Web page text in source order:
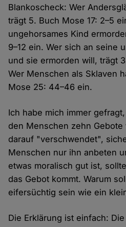
Blankoscheck: Wer
trägt 5. Buch Mose 17: 2–5
ungehorsames Kind
9–12 ein. Wer sich an seine
und sie ermorden will, trägt
Wer Menschen als Sklaven
Mose 25: 44–46 ein.
Ich habe mich immer
den Menschen zehn
darauf "verschwendet",
Menschen nur ihn anbeten
etwas moralisch gut ist,
das Gebot kommt. Warum
eifersüchtig sein wie ein
Die Erklärung ist einfach: